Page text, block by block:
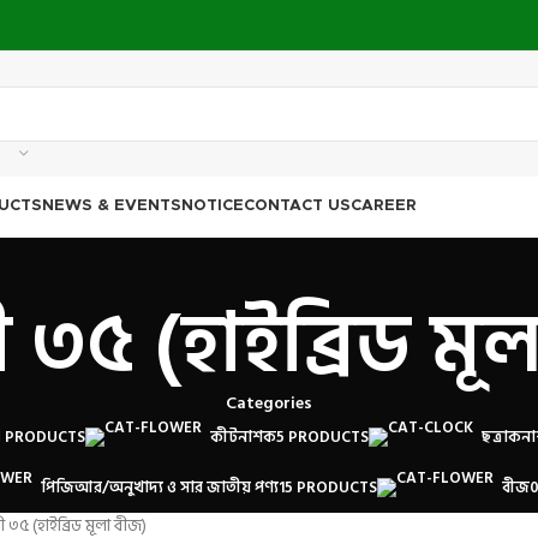
NEWS & EVENTS NOTICECONTACT USCAREER
(হাইব্রিড
Categories
PRODUCTS কীটনাশক5 PRODUCTS
পিজিআর/অনুখাদ্য ও সার জাতীয় পণ্য15 PRODUCTS বীজ
(হাইব্রিড মূলা বীজ)